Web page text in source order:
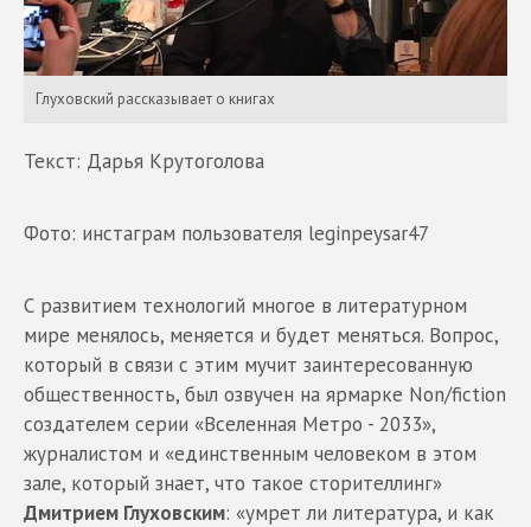
Глуховский рассказывает о книгах
Текст: Дарья Крутоголова
Фото: инстаграм пользователя leginpeysar47
С развитием технологий многое в литературном
мире менялось, меняется и будет меняться. Вопрос,
который в связи с этим мучит заинтересованную
общественность, был озвучен на ярмарке Non/fiction
создателем серии «Вселенная Метро - 2033»,
журналистом и «единственным человеком в этом
зале, который знает, что такое сторителлинг»
Дмитрием Глуховским: «умрет ли литература, и как